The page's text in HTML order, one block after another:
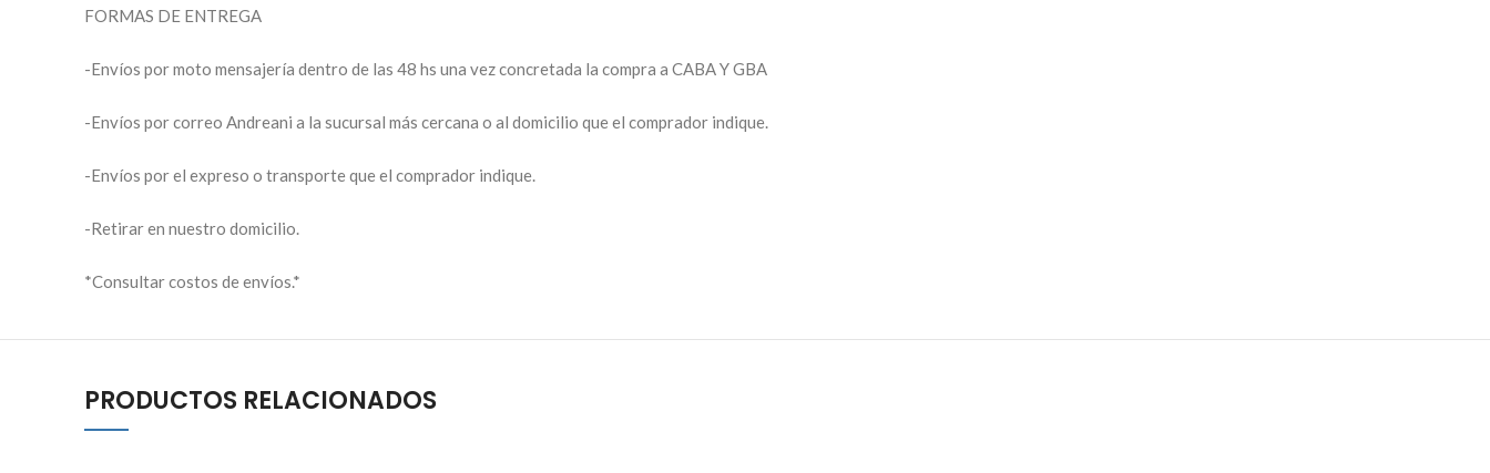
FORMAS DE ENTREGA
-Envíos por moto mensajería dentro de las 48 hs una vez concretada la compra a CABA Y GBA
-Envíos por correo Andreani a la sucursal más cercana o al domicilio que el comprador indique.
-Envíos por el expreso o transporte que el comprador indique.
-Retirar en nuestro domicilio.
*Consultar costos de envíos.*
PRODUCTOS RELACIONADOS